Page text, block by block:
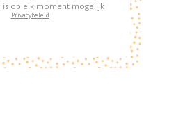
is op elk moment mogelijk
Privacybeleid